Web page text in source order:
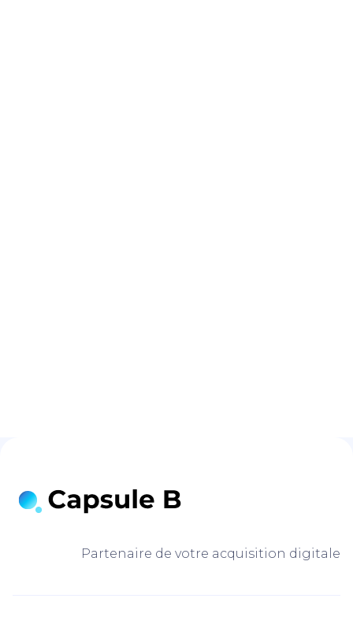
Partenaire de votre acquisition digitale